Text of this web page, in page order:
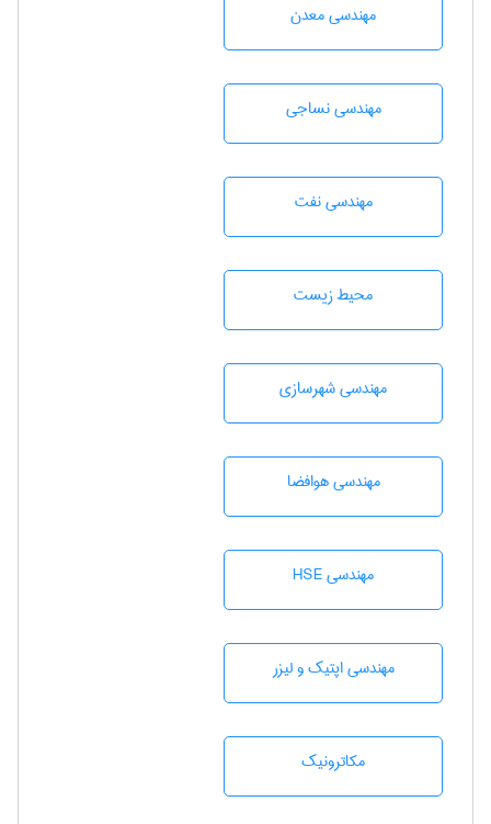
مهندسی معدن
مهندسي نساجی
مهندسی نفت
محيط زيست
مهندسی شهرسازی
مهندسی هوافضا
مهندسی HSE
مهندسی اپتیک و لیزر
مکاترونیک